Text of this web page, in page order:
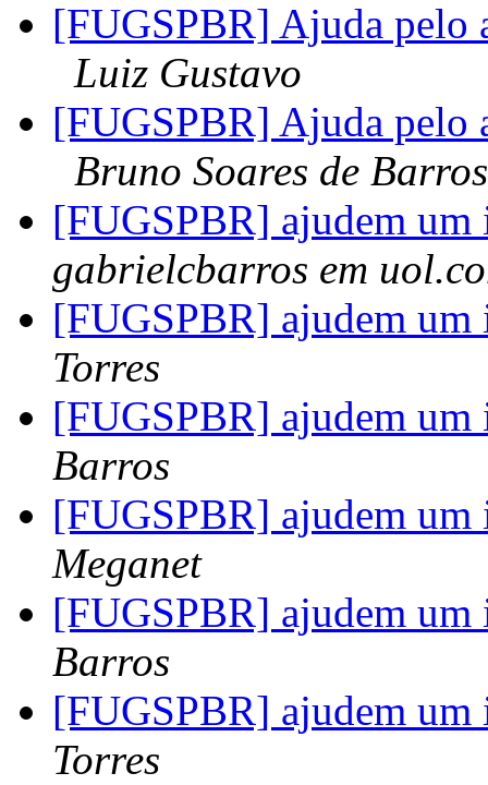
[FUGSPBR] Ajuda
Luiz Gustavo
[FUGSPBR] Ajuda
Bruno Soares de Barros
[FUGSPBR] ajudem
gabrielcbarros em
[FUGSPBR] ajudem
Torres
[FUGSPBR] ajudem
Barros
[FUGSPBR] ajudem
Meganet
[FUGSPBR] ajudem
Barros
[FUGSPBR] ajudem
Torres